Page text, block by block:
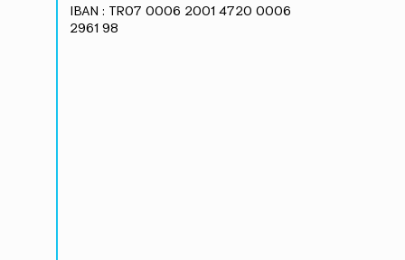
IBAN : TR07 0006 2001 4720 0006
2961 98